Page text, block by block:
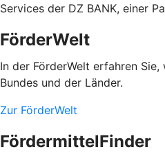
Services der DZ BANK, einer
FörderWelt
In der FörderWelt erfahren
Bundes und der Länder.
Zur FörderWelt
FördermittelFinder